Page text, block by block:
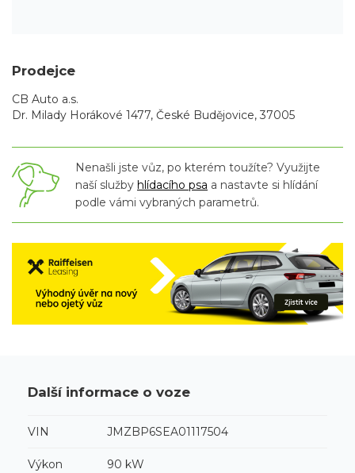
Prodejce
CB Auto a.s.
Dr. Milady Horákové 1477, České Budějovice, 37005
Nenašli jste vůz, po kterém toužíte? Využijte
naší služby hlídacího psa a nastavte si hlídání
podle vámi vybraných parametrů.
Další informace o voze
VIN JMZBP6SEA01117504
Výkon 90 kW